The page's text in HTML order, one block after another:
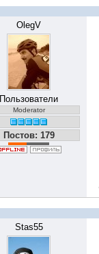
OlegV
Пользователи
Moderator
Постов: 179
Stas55